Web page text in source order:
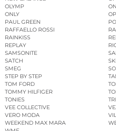
OLYMP
ONLY
PAUL GREEN
RAFFAELLO ROSSI
RAINKISS
REPLAY
SAMSONITE
SATCH
SMEG
STEP BY STEP
TOM FORD
TOMMY HILFIGER
TONIES
VEE COLLECTIVE
VERO MODA
WEEKEND MAX MARA